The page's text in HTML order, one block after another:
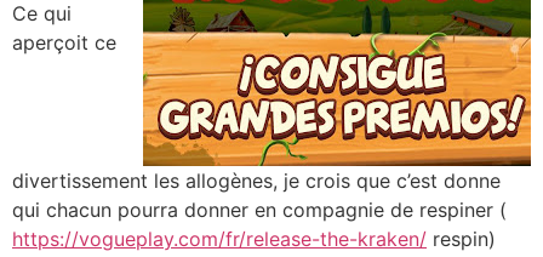
Ce qui
aperçoit ce
divertissement les allogènes, je crois que c’est donne
qui chacun pourra donner en compagnie de respiner (
https://vogueplay.com/fr/release-the-kraken/ respin)